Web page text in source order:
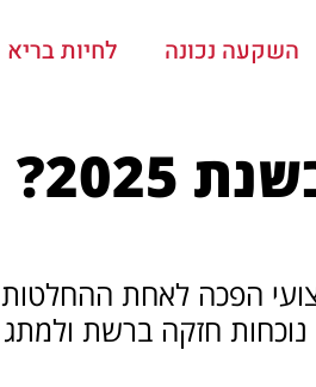
השקעה נכונה לחיות בריא
אתרים מקצועי הפכה לאחת ההחלטות
חזקה ברשת ולמתג